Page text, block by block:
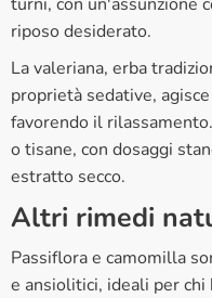
riposo desiderato.
La valeriana, erba
proprietà sedative,
favorendo il
o tisane, con dosaggi
estratto secco.
Altri rimedi
Passiflora e camomilla
e ansiolitici, ideali per